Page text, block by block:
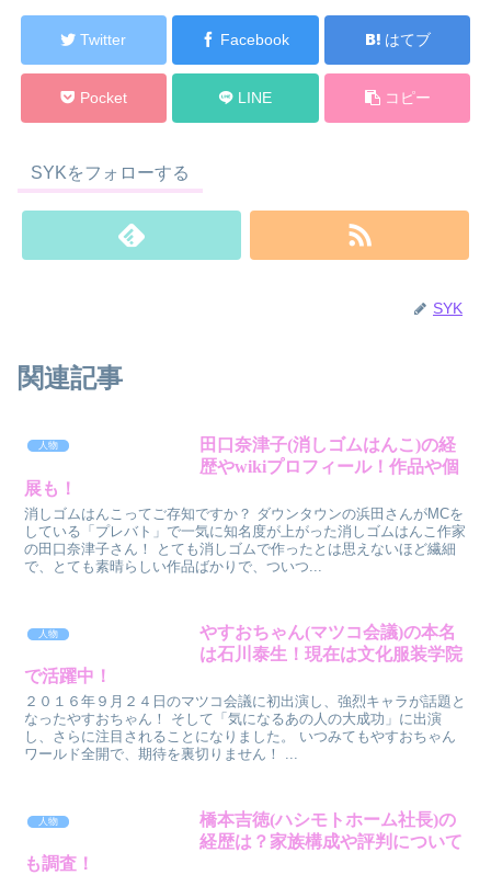
Twitter Facebook はてブ
Pocket LINE コピー
SYKをフォローする
SYK
関連記事
人物
田口奈津子(消しゴムはんこ)の経
歴やwikiプロフィール！作品や個
展も！
消しゴムはんこってご存知ですか？ ダウンタウンの浜田さんがMCを
している「プレバト」で一気に知名度が上がった消しゴムはんこ作家
の田口奈津子さん！ とても消しゴムで作ったとは思えないほど繊細
で、とても素晴らしい作品ばかりで、ついつ...
人物
やすおちゃん(マツコ会議)の本名
は石川泰生！現在は文化服装学院
で活躍中！
２０１６年９月２４日のマツコ会議に初出演し、強烈キャラが話題と
なったやすおちゃん！ そして「気になるあの人の大成功」に出演
し、さらに注目されることになりました。 いつみてもやすおちゃん
ワールド全開で、期待を裏切りません！ ...
人物
橋本吉徳(ハシモトホーム社長)の
経歴は？家族構成や評判について
も調査！